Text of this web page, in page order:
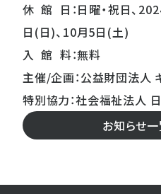
休 館 日：日曜・祝日、
日(日)、10月5日(土)
入 館 料：無料
主催/企画：公益財団法人
特別協力：社会福祉法人
お知らせ